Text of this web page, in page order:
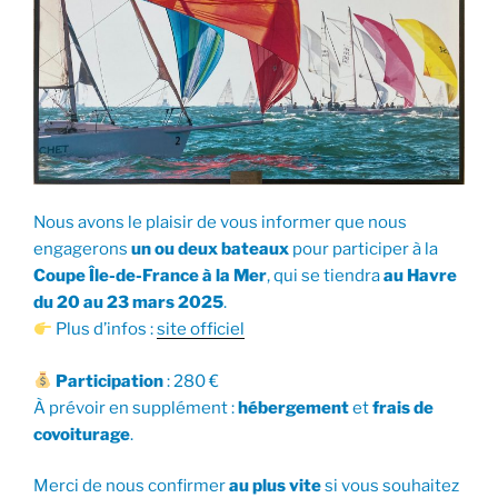
Nous avons le plaisir de vous informer que nous
engagerons un ou deux bateaux pour participer à la
Coupe Île-de-France à la Mer, qui se tiendraau Havre
du 20 au 23 mars 2025.
Plus d’infos :site officiel
Participation: 280 €
À prévoir en supplément :hébergementetfrais de
covoiturage.
Merci de nous confirmerau plus vitesi vous souhaitez